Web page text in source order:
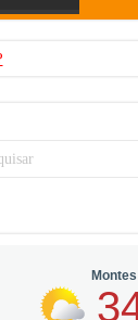
mil no digital